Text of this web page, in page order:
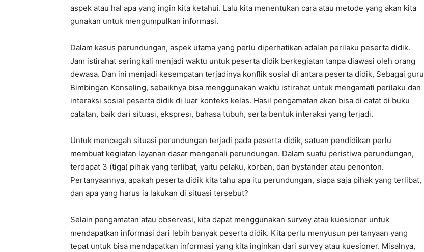
aspek atau hal apa yang ingin kita ketahui. Lalu kita menentukan cara atau metode yang akan kita
gunakan untuk mengumpulkan informasi.
Dalam kasus perundungan, aspek utama yang perlu diperhatikan adalah perilaku peserta didik.
Jam istirahat seringkali menjadi waktu untuk peserta didik berkegiatan tanpa diawasi oleh orang
dewasa. Dan ini menjadi kesempatan terjadinya konflik sosial di antara peserta didik, Sebagai guru
Bimbingan Konseling, sebaiknya bisa menggunakan waktu istirahat untuk mengamati perilaku dan
interaksi sosial peserta didik di luar konteks kelas. Hasil pengamatan akan bisa di catat di buku
catatan, baik dari situasi, ekspresi, bahasa tubuh, serta bentuk interaksi yang terjadi.
Untuk mencegah situasi perundungan terjadi pada peserta didik, satuan pendidikan perlu
membuat kegiatan layanan dasar mengenali perundungan. Dalam suatu peristiwa perundungan,
terdapat 3 (tiga) pihak yang terlibat, yaitu pelaku, korban, dan bystander atau penonton.
Pertanyaannya, apakah peserta didik kita tahu apa itu perundungan, siapa saja pihak yang terlibat,
dan apa yang harus ia lakukan di situasi tersebut?
Selain pengamatan atau observasi, kita dapat menggunakan survey atau kuesioner untuk
mendapatkan informasi dari lebih banyak peserta didik. Kita perlu menyusun pertanyaan yang
tepat untuk bisa mendapatkan informasi yang kita inginkan dari survey atau kuesioner. Misalnya,